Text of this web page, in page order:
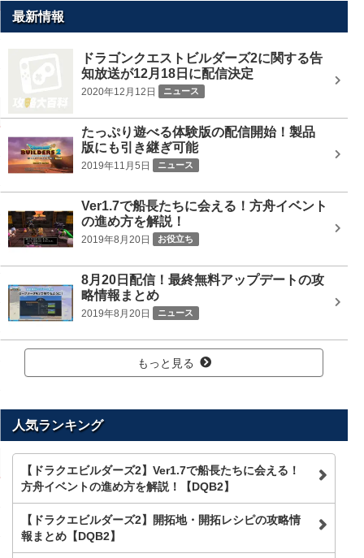
を
最新情報
ドラゴンクエストビルダーズ2に関する告
知放送が12月18日に配信決定
2020年12月12日 ニュース
たっぷり遊べる体験版の配信開始！製品
版にも引き継ぎ可能
2019年11月5日 ニュース
Ver1.7で船長たちに会える！方舟イベント
の進め方を解説！
2019年8月20日 お役立ち
8月20日配信！最終無料アップデートの攻
略情報まとめ
2019年8月20日 ニュース
もっと見る
人気ランキング
【ドラクエビルダーズ2】Ver1.7で船長たちに会える！
方舟イベントの進め方を解説！【DQB2】
【ドラクエビルダーズ2】開拓地・開拓レシピの攻略情
報まとめ【DQB2】